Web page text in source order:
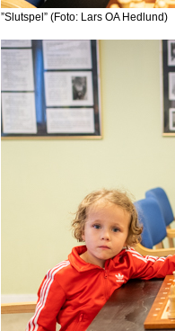
”Slutspel” (Foto: Lars OA Hedlund)